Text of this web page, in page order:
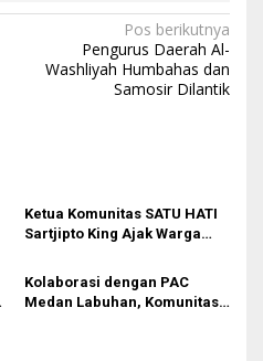
Pos berikutnya
Pengurus Daerah Al-
Washliyah Humbahas dan
Samosir Dilantik
Ketua Komunitas SATU HATI
Sartjipto King Ajak Warga
Secara Sederhana
Kolaborasi dengan PAC
Medan Labuhan, Komunitas